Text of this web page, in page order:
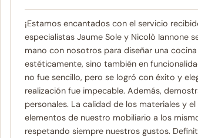
¡Estamos encantados con el servicio
especialistas Jaume Sole y Nicolò Iannone
mano con nosotros para diseñar una
estéticamente, sino también en
no fue sencillo, pero se logró con éxito y
realización fue impecable. Además,
personales. La calidad de los materiales y
elementos de nuestro mobiliario a los
respetando siempre nuestros gustos.